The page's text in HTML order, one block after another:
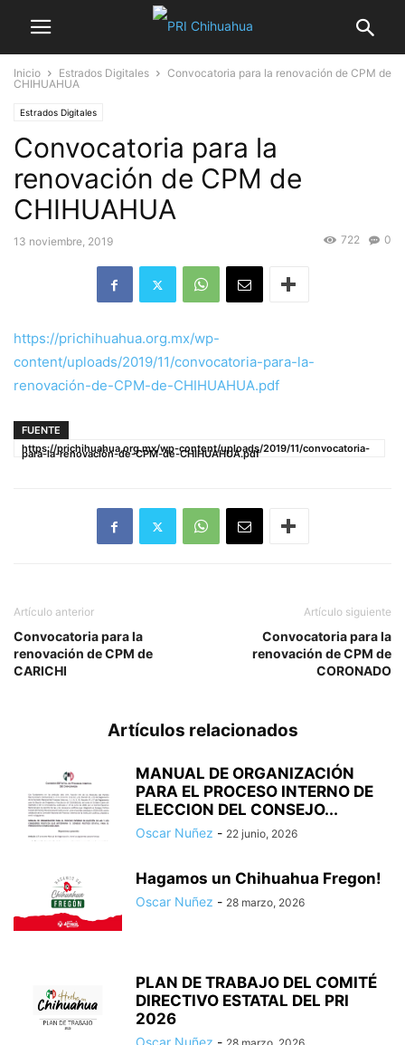
Inicio Estrados Digitales
Convocatoria para la renovación de CPM de
CHIHUAHUA
Estrados Digitales
Convocatoria para la
renovación de CPM de
CHIHUAHUA
13 noviembre, 2019 0
722
https://prichihuahua.org.mx/wp-
content/uploads/2019/11/convocatoria-para-la-
renovación-de-CPM-de-CHIHUAHUA.pdf
FUENTE
https://prichihuahua.org.mx/wp-content/uploads/2019/11/convocatoria-
para-la-renovación-de-CPM-de-CHIHUAHUA.pdf
Artículo anterior
Convocatoria para la
renovación de CPM de
CARICHI
Artículo siguiente
Convocatoria para la
renovación de CPM de
CORONADO
Artículos relacionados
MANUAL DE ORGANIZACIÓN
PARA EL PROCESO INTERNO DE
ELECCION DEL CONSEJO...
Oscar Nuñez - 22 junio, 2026
Hagamos un Chihuahua Fregon!
Oscar Nuñez - 28 marzo, 2026
PLAN DE TRABAJO DEL COMITÉ
DIRECTIVO ESTATAL DEL PRI
2026